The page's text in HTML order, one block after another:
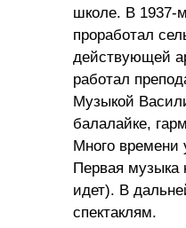
школе. В 1937-
проработал
действующей
работал
Музыкой
балалайке,
Много времени
Первая музыка
идет). В
спектаклям.